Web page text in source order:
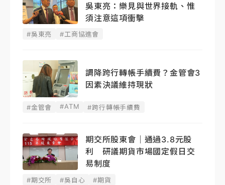
吳東亮：樂見與世界接軌、惟
須注意這項衝擊
#吳東亮 #工商協進會
調降跨行轉帳手續費？金管會3
因素決議維持現狀
#金管會 #ATM #跨行轉帳手續費
期交所股東會｜通過3.8元股
利 研議期貨市場國定假日交
易制度
#期交所 #吳自心 #期貨